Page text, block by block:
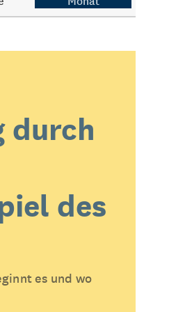
durch
des
es und wo